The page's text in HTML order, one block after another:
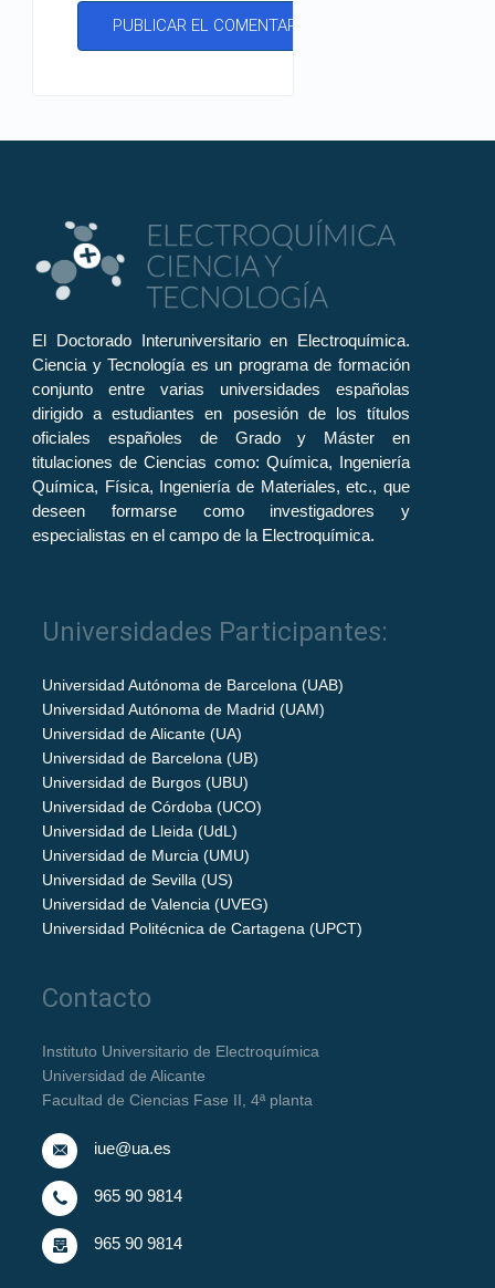
El Doctorado Interuniversitario en Electroquímica.
Ciencia y Tecnología es un programa de formación
conjunto entre varias universidades españolas
dirigido a estudiantes en posesión de los títulos
oficiales españoles de Grado y Máster en
titulaciones de Ciencias como: Química, Ingeniería
Química, Física, Ingeniería de Materiales, etc., que
deseen formarse como investigadores y
especialistas en el campo de la Electroquímica.
Universidades Participantes:
Universidad Autónoma de Barcelona (UAB)
Universidad Autónoma de Madrid (UAM)
Universidad de Alicante (UA)
Universidad de Barcelona (UB)
Universidad de Burgos (UBU)
Universidad de Córdoba (UCO)
Universidad de Lleida (UdL)
Universidad de Murcia (UMU)
Universidad de Sevilla (US)
Universidad de Valencia (UVEG)
Universidad Politécnica de Cartagena (UPCT)
Contacto
Instituto Universitario de Electroquímica
Universidad de Alicante
Facultad de Ciencias Fase II, 4ª planta
iue@ua.es
965 90 9814
965 90 9814